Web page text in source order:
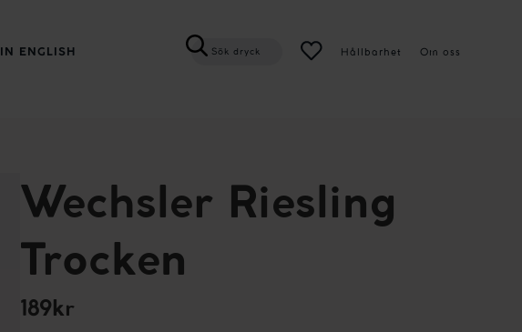
IN ENGLISH Sök dryck Hållbarhet Om oss
Wechsler Riesling
Trocken
189kr